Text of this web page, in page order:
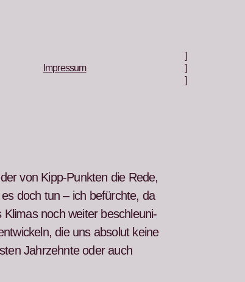
Impressum
]
]
]
von Kipp-Punk­ten die Rede,
doch tun – ich befürchte, da
Kli­masnoch weit­er beschle­u­ni­
die uns abso­lut keine
Jahrzehnte oder auch